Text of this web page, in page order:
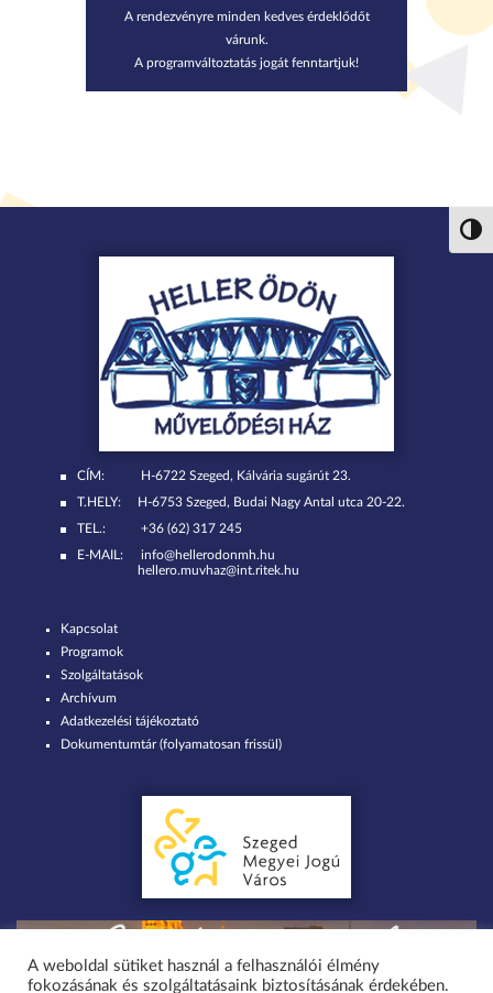
A rendezvényre minden kedves érdeklődőt
várunk.
A programváltoztatás jogát fenntartjuk!
CÍM:
H-6722 Szeged, Kálvária sugárút 23.
T.HELY:
H-6753 Szeged, Budai Nagy Antal utca 20-22.
TEL.:
+36 (62) 317 245
E-MAIL:
info@hellerodonmh.hu
hellero.muvhaz@int.ritek.hu
Kapcsolat
Programok
Szolgáltatások
Archívum
Adatkezelési tájékoztató
Dokumentumtár (folyamatosan frissül)
A weboldal sütiket használ a felhasználói élmény
fokozásának és szolgáltatásaink biztosításának érdekében.